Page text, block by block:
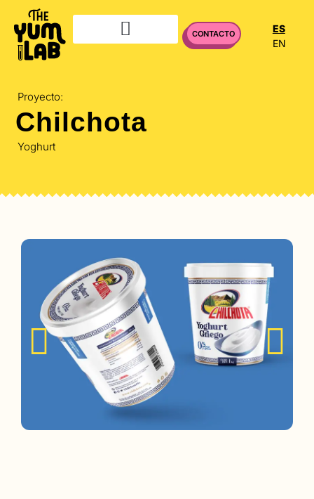
CONTACTO
ES
EN
Proyecto:
Chilchota
Yoghurt